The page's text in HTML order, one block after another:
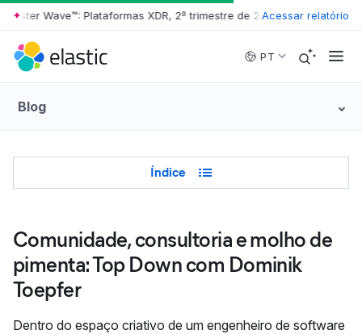
Skip to main content
Wave™: Plataformas XDR, 2º trimestre de 2026 • The Forrester
Acessar relatório
PT
Blog
Table of Contents
Índice
Comunidade, consultoria e molho de
pimenta: Top Down com Dominik
Toepfer
Dentro do espaço criativo de um engenheiro de software